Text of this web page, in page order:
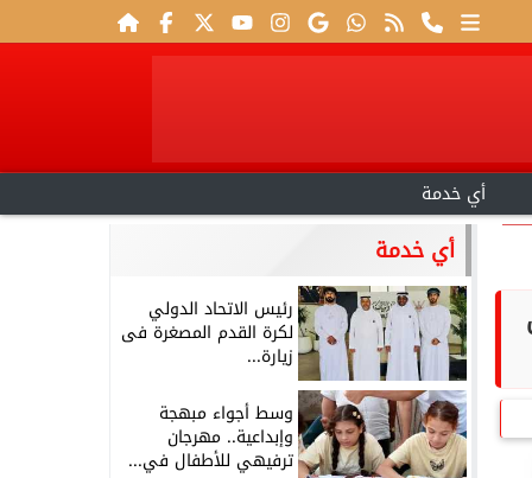
أي خدمة
أي خدمة
رئيس الاتحاد الدولي
لكرة القدم المصغرة فى
زيارة...
وسط أجواء مبهجة
وإبداعية.. مهرجان
ترفيهي للأطفال في...